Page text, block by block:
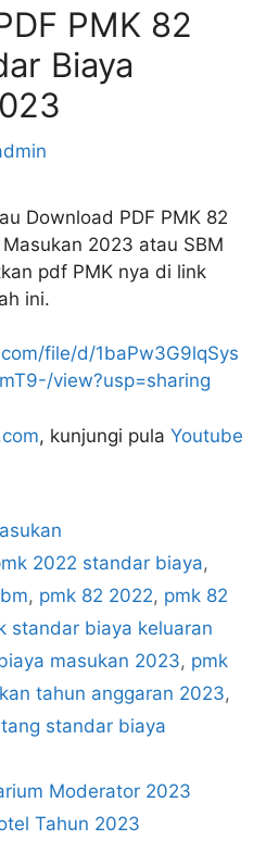
PMK 82
Biaya
Download PDF PMK 82
2023 atau SBM
pdf PMK nya di link
ini.
file/d/1baPw3G9lqSys
view?usp=sharing
, kunjungi pula Youtube
2022 standar biaya,
, pmk 82 2022, pmk 82
standar biaya keluaran
masukan 2023, pmk
tahun anggaran 2023,
standar biaya
Moderator 2023
Tahun 2023